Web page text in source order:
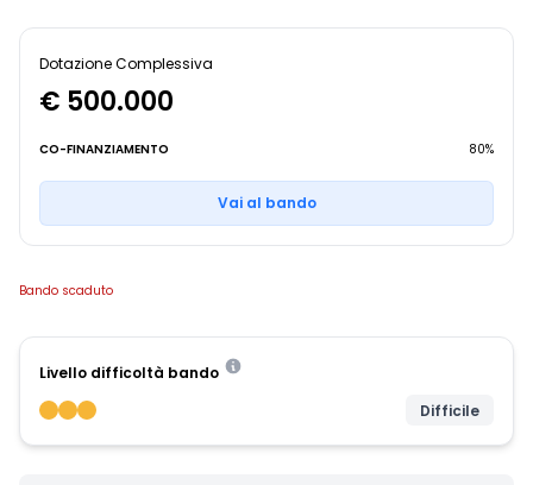
Dotazione Complessiva
€ 500.000
CO-FINANZIAMENTO 80%
Vai al bando
Bando scaduto
Livello difficoltà bando
Difficile